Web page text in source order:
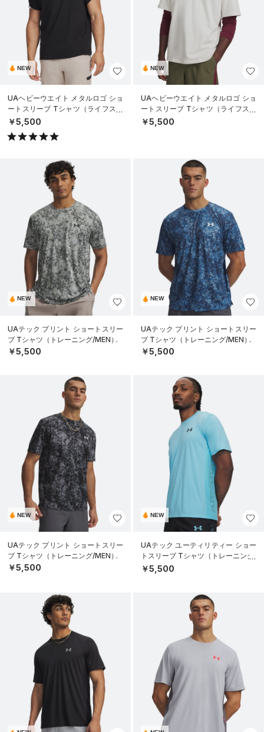
NEW
UAヘビーウエイト メタルロゴ ショ
ートスリーブ Tシャツ（ライフスタ
イル/MEN）
￥5,500
NEW
UAヘビーウエイト メタルロゴ ショ
ートスリーブ Tシャツ（ライフスタ
イル/MEN）
￥5,500
NEW
UAテック プリント ショートスリー
ブ Tシャツ（トレーニング/MEN）
￥5,500
NEW
UAテック プリント ショートスリー
ブ Tシャツ（トレーニング/MEN）
￥5,500
NEW
UAテック プリント ショートスリー
ブ Tシャツ（トレーニング/MEN）
￥5,500
NEW
UAテック ユーティリティー ショー
トスリーブ Tシャツ（トレーニング/
MEN）
￥5,500